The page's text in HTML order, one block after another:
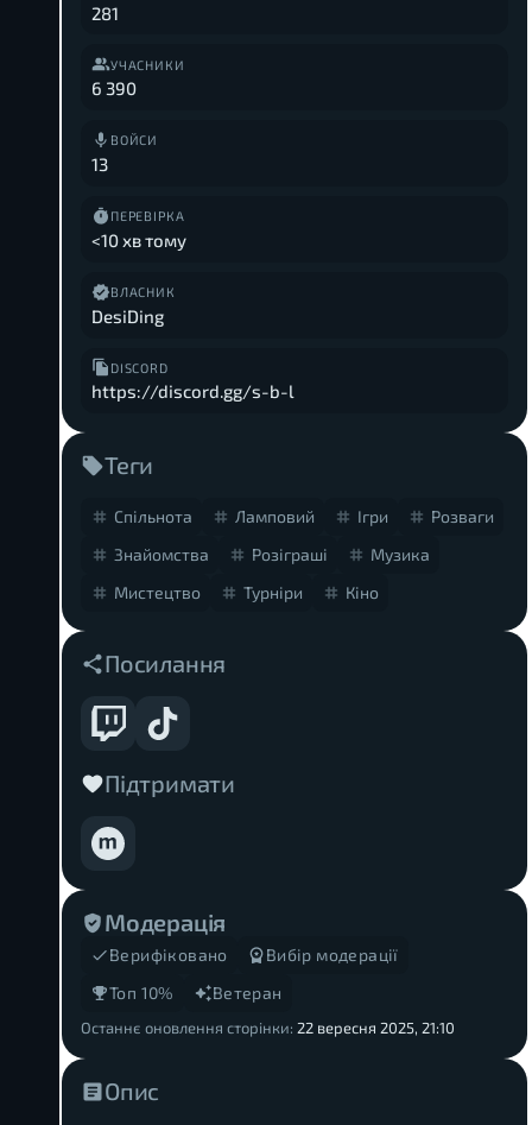
Опис
281
УЧАСНИКИ
6 390
ВОЙСИ
13
ПЕРЕВІРКА
<10 хв тому
ВЛАСНИК
DesiDing
DISCORD
https://discord.gg/s-b-l
Теги
Спільнота Ламповий Ігри
Розваги
Знайомства
Розіграші
Музика
Мистецтво
Турніри Кіно
Посилання
Підтримати
Модерація
Верифіковано
Вибір модерації
Топ 10%
Ветеран
Останнє оновлення сторінки: 22 вересня 2025, 21:10